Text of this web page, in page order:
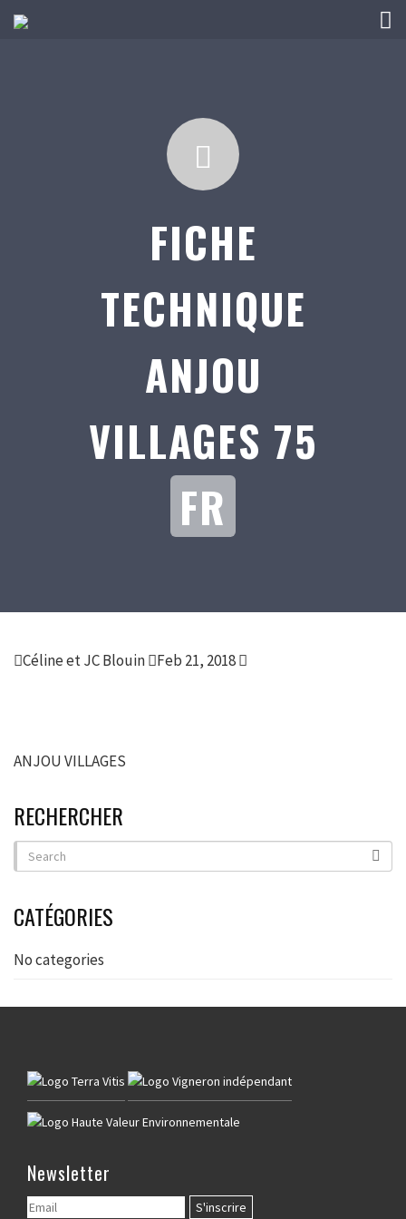
FICHE
TECHNIQUE
ANJOU
VILLAGES 75
FR
Céline et JC Blouin Feb 21, 2018
ANJOU VILLAGES
RECHERCHER
CATÉGORIES
No categories
Newsletter